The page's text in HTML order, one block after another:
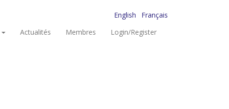
English
Français
Actualités Membres Login/Register